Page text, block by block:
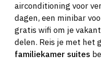
airconditioning voor
dagen, een minibar
gratis wifi om je
delen. Reis je met het
familiekamer suites